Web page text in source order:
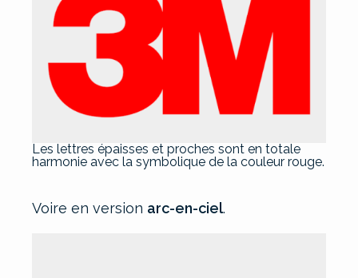
Les lettres épaisses et proches sont en totale
harmonie avec la symbolique de la couleur rouge.
Voire en version arc-en-ciel.